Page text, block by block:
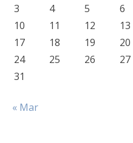
3 4 5 6
10
11 12 13
17
18 19 20
24
25 26 27
31
« Mar